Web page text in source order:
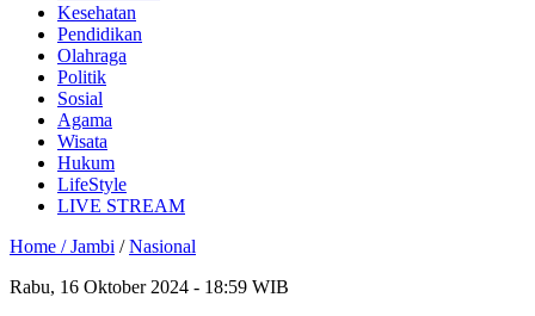
Kesehatan
Pendidikan
Olahraga
Politik
Sosial
Agama
Wisata
Hukum
LifeStyle
LIVE STREAM
Home /Jambi /Nasional
Rabu, 16 Oktober 2024 - 18:59 WIB